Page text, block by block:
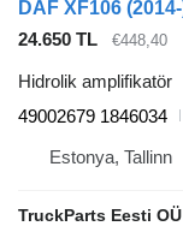
24.650 TL €448,40
Hidrolik amplifikatör
49002679 1846034
Estonya, Tallinn
TruckParts Eesti OÜ